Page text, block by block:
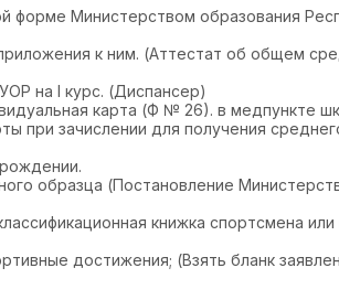
форме Министерством образования
к ним. (Аттестат об общем
на I курс. (Диспансер)
карта (Ф № 26). в медпункте
зачислении для получения
образца (Постановление
книжка спортсмена или
достижения; (Взять бланк